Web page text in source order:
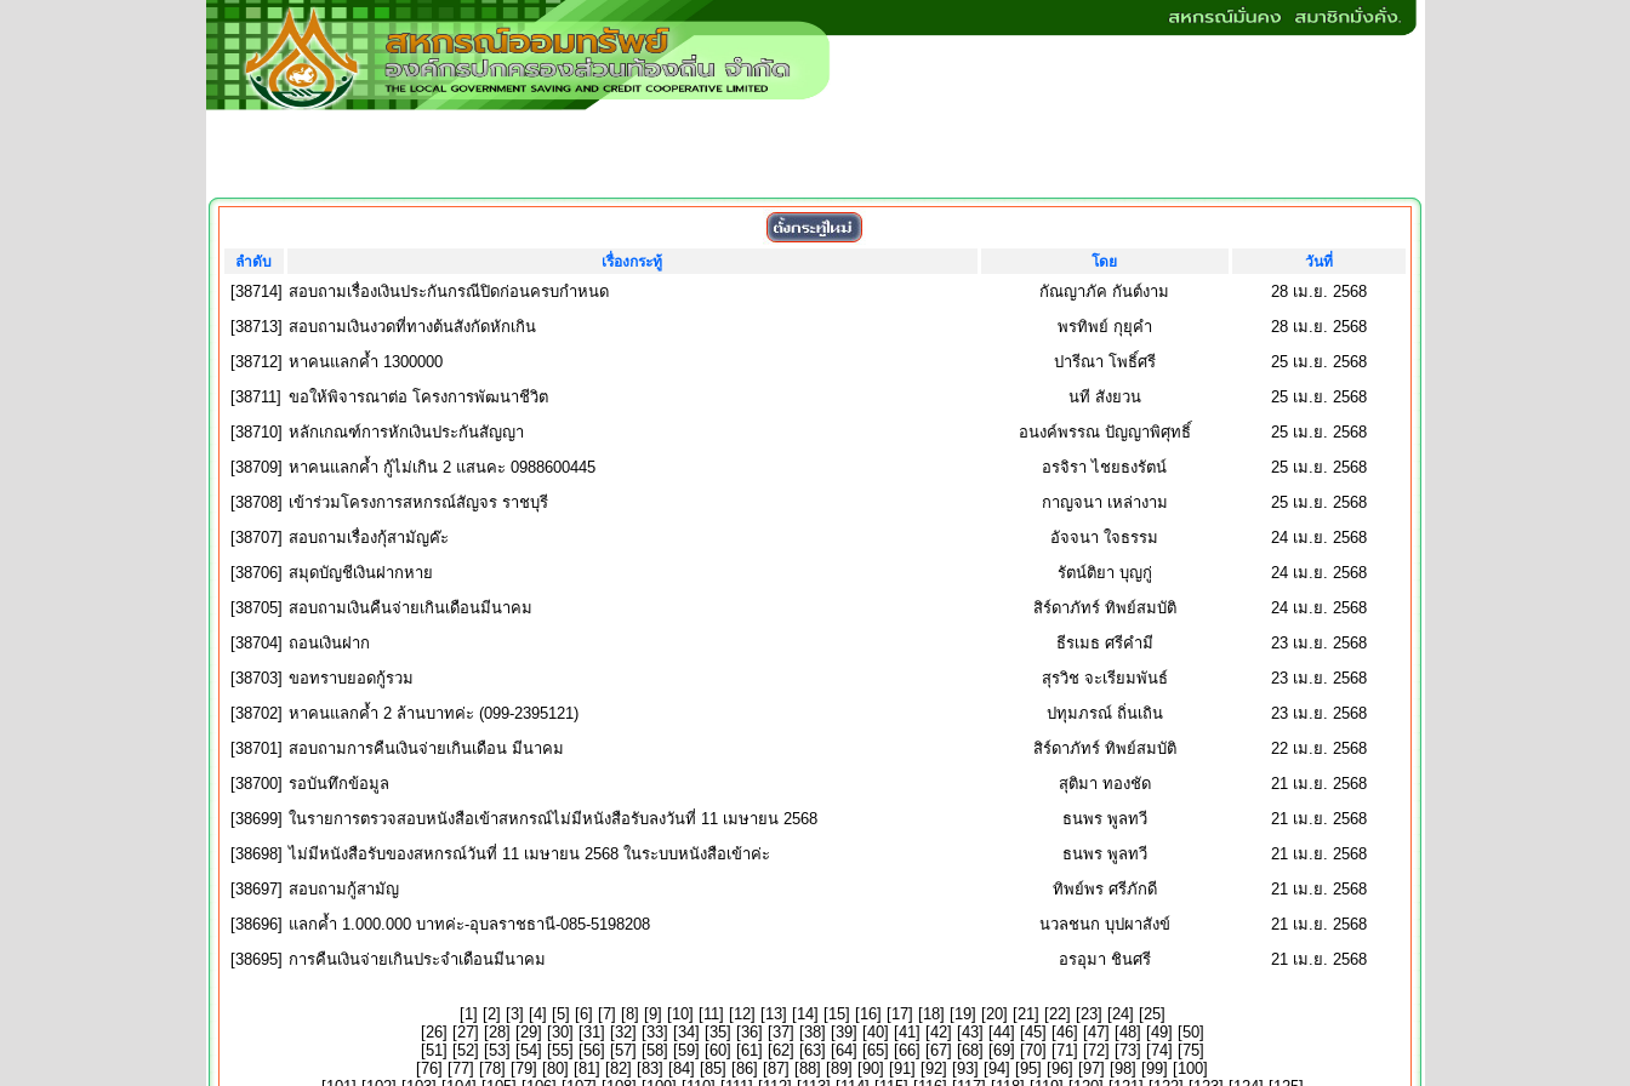
ลำดับ เรื่องกระทู้ โดย วันที่
[38714] สอบถามเรื่องเงินประกันกรณีปิดก่อนครบกำหนด กัณญาภัค กันต์งาม
28 เม.ย. 2568
[38713] สอบถามเงินงวดที่ทางต้นสังกัดหักเกิน พรทิพย์ กุยุคำ
28 เม.ย. 2568
[38712] หาคนแลกค้ำ 1300000 ปารีณา โพธิ์ศรี
25 เม.ย. 2568
[38711] ขอให้พิจารณาต่อ โครงการพัฒนาชีวิต นที สังยวน
25 เม.ย. 2568
[38710] หลักเกณฑ์การหักเงินประกันสัญญา อนงค์พรรณ ปัญญาพิศุทธิ์
25 เม.ย. 2568
[38709] หาคนแลกค้ำ กู้ไม่เกิน 2 แสนคะ 0988600445 อรจิรา ไชยธงรัตน์
25 เม.ย. 2568
[38708] เข้าร่วมโครงการสหกรณ์สัญจร ราชบุรี กาญจนา เหล่างาม
25 เม.ย. 2568
[38707] สอบถามเรื่องกุ้สามัญค๊ะ อัจจนา ใจธรรม
24 เม.ย. 2568
[38706] สมุดบัญชีเงินฝากหาย รัตน์ติยา บุญกู่
24 เม.ย. 2568
[38705] สอบถามเงินคืนจ่ายเกินเดือนมีนาคม สิร์ดาภัทร์ ทิพย์สมบัติ
24 เม.ย. 2568
[38704] ถอนเงินฝาก ธีรเมธ ศรีคำมี
23 เม.ย. 2568
[38703] ขอทราบยอดกู้รวม สุรวิช จะเรียมพันธ์
23 เม.ย. 2568
[38702] หาคนแลกค้ำ 2 ล้านบาทค่ะ (099-2395121) ปทุมภรณ์ ถิ่นเถิน
23 เม.ย. 2568
[38701] สอบถามการคืนเงินจ่ายเกินเดือน มีนาคม สิร์ดาภัทร์ ทิพย์สมบัติ
22 เม.ย. 2568
[38700] รอบันทึกข้อมูล สุติมา ทองชัด
21 เม.ย. 2568
[38699] ในรายการตรวจสอบหนังสือเข้าสหกรณ์ไม่มีหนังสือรับลงวันที่ 11 เมษายน 2568 ธนพร พูลทวี
21 เม.ย. 2568
[38698] ไม่มีหนังสือรับของสหกรณ์วันที่ 11 เมษายน 2568 ในระบบหนังสือเข้าค่ะ ธนพร พูลทวี
21 เม.ย. 2568
[38697] สอบถามกู้สามัญ ทิพย์พร ศรีภักดี
21 เม.ย. 2568
[38696] แลกค้ำ 1.000.000 บาทค่ะ-อุบลราชธานี-085-5198208 นวลชนก บุปผาสังข์
21 เม.ย. 2568
[38695] การคืนเงินจ่ายเกินประจำเดือนมีนาคม อรอุมา ชินศรี 21 เม.ย. 2568
[1] [2] [3] [4] [5] [6] [7] [8] [9] [10] [11] [12] [13] [14] [15] [16] [17] [18] [19] [20] [21] [22] [23] [24] [25]
[26] [27] [28] [29] [30] [31] [32] [33] [34] [35] [36] [37] [38] [39] [40] [41] [42] [43] [44] [45] [46] [47] [48] [49] [50]
[51] [52] [53] [54] [55] [56] [57] [58] [59] [60] [61] [62] [63] [64] [65] [66] [67] [68] [69] [70] [71] [72] [73] [74] [75]
[76] [77] [78] [79] [80] [81] [82] [83] [84] [85] [86] [87] [88] [89] [90] [91] [92] [93] [94] [95] [96] [97] [98] [99] [100]